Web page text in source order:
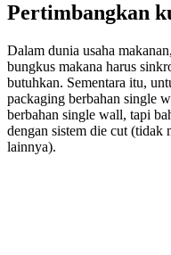
Pertimbangkan
Dalam dunia usaha
bungkus makana harus
butuhkan. Sementara itu,
packaging berbahan single
berbahan single wall, tapi
dengan sistem die cut (tidak
lainnya).